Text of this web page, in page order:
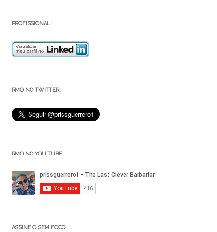
PROFISSIONAL:
RMO NO TWITTER:
RMO NO YOU TUBE
ASSINE O SEM FOCO